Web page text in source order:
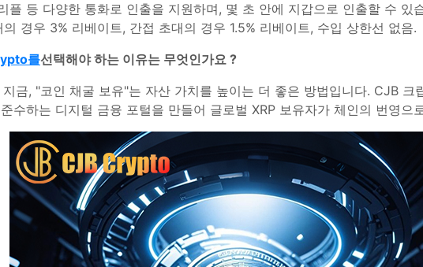
플 등 다양한 통화로 인출을 지원하며, 몇 초 안에 지갑으로 인출할 수 있
경우 3% 리베이트, 간접 초대의 경우 1.5% 리베이트, 수입 상한선 없음.
를선택해야 하는 이유는 무엇인가요 ?
금, "코인 채굴 보유"는 자산 가치를 높이는 더 좋은 방법입니다. CJB
수하는 디지털 금융 포털을 만들어 글로벌 XRP 보유자가 체인의 번영으